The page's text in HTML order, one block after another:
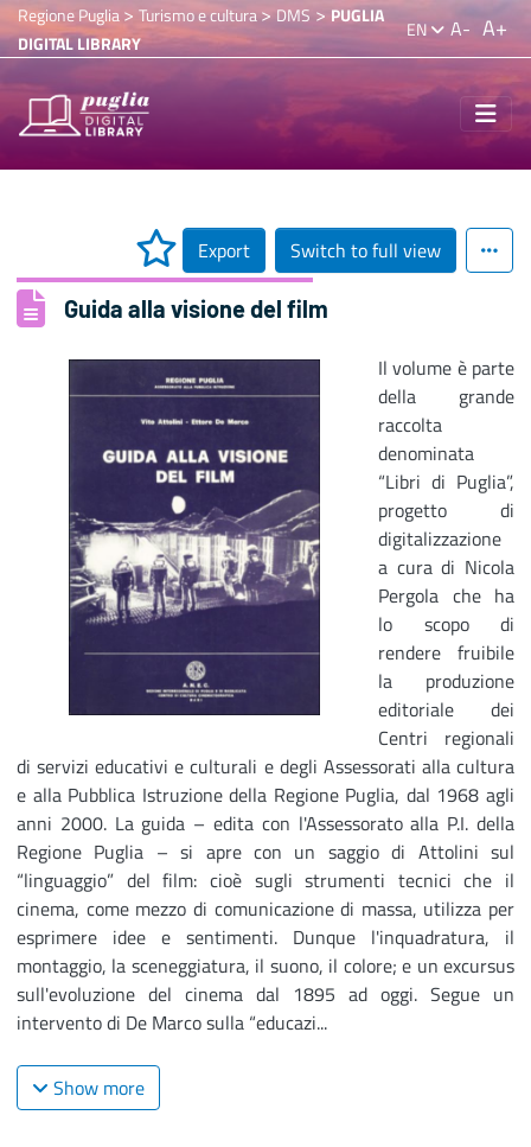
Regione Puglia> Turismo e cultura>DMS > PUGLIA
DIGITAL LIBRARY
EN A- A+
Export Switch to full view
Guida alla visione del film
Il volume è parte
della grande
raccolta
denominata
“Libri di Puglia”,
progetto di
digitalizzazione
a cura di Nicola
Pergola che ha
lo scopo di
rendere fruibile
la produzione
editoriale dei
Centri regionali
di servizi educativi e culturali e degli Assessorati alla cultura
e alla Pubblica Istruzione della Regione Puglia, dal 1968 agli
anni 2000. La guida – edita con l'Assessorato alla P.I. della
Regione Puglia – si apre con un saggio di Attolini sul
“linguaggio” del film: cioè sugli strumenti tecnici che il
cinema, come mezzo di comunicazione di massa, utilizza per
esprimere idee e sentimenti. Dunque l'inquadratura, il
montaggio, la sceneggiatura, il suono, il colore; e un excursus
sull'evoluzione del cinema dal 1895 ad oggi. Segue un
intervento di De Marco sulla “educazi...
Show more